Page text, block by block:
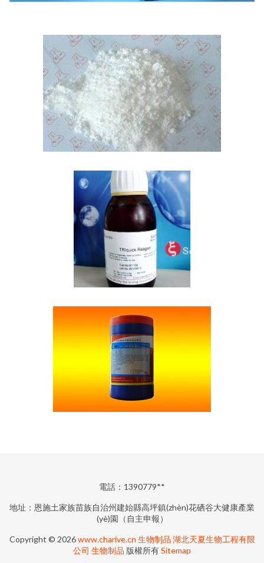
電話：1390779**
地址：恩施土家族苗族自治州建始縣高坪鎮(zhèn)花硒谷大健康產業
(yè)園（自主申報）
Copyright © 2026www.charive.cn 生物制品 湖北天夏生物工程有限
公司 生物制品 版權所有Sitemap